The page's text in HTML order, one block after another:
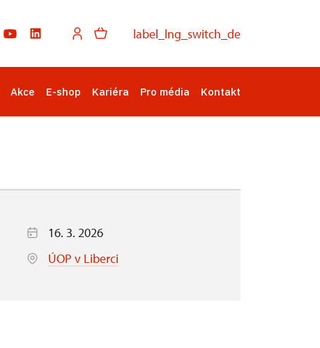
label_lng_switch_de
Akce E-shop Kariéra Pro média Kontakt
16. 3. 2026
ÚOP v Liberci